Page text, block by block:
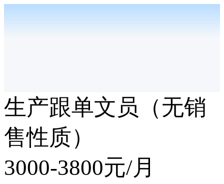
生产跟单文员（无销
售性质）
3000-3800元/月